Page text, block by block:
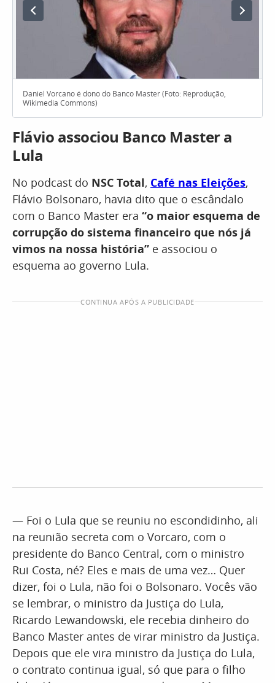
Daniel Vorcano é dono do Banco Master (Foto: Reprodução,
Wikimedia Commons)
Flávio associou Banco Master a
Lula
No podcast do NSC Total, Café nas Eleições,
Flávio Bolsonaro, havia dito que o escândalo
com o Banco Master era “o maior esquema de
corrupção do sistema financeiro que nós já
vimos na nossa história” e associou o
esquema ao governo Lula.
CONTINUA APÓS A PUBLICIDADE
— Foi o Lula que se reuniu no escondidinho, ali
na reunião secreta com o Vorcaro, com o
presidente do Banco Central, com o ministro
Rui Costa, né? Eles e mais de uma vez… Quer
dizer, foi o Lula, não foi o Bolsonaro. Vocês vão
se lembrar, o ministro da Justiça do Lula,
Ricardo Lewandowski, ele recebia dinheiro do
Banco Master antes de virar ministro da Justiça.
Depois que ele vira ministro da Justiça do Lula,
o contrato continua igual, só que para o filho